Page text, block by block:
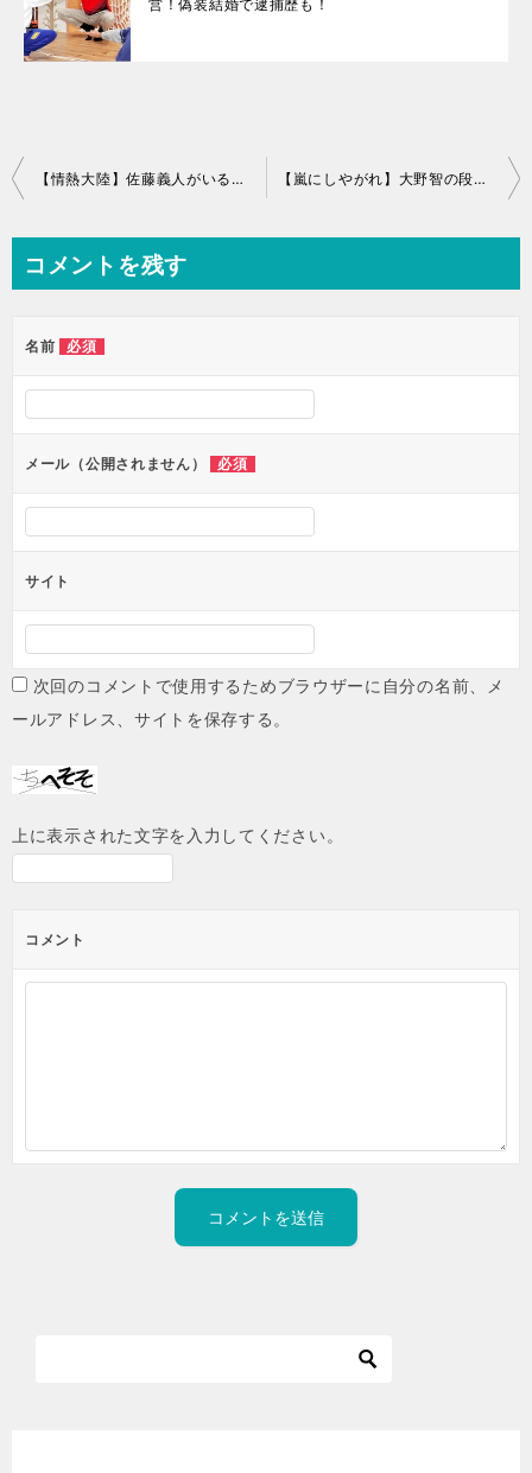
営！偽装結婚で逮捕歴も！
投
稿
ナ
ビ
ー
【情熱大陸】佐藤義人がいる京都の鍼灸院！場所や料金、予約方法まとめ 【嵐にしやがれ】大野智の段ボール財布作ってみよう！値段と購入方法
コメントを残す
名前 必須
メール（公開されません） 必須
サイト
次回のコメントで使用するためブラウザーに自分の名前、メ
ールアドレス、サイトを保存する。
上に表示された文字を入力してください。
コメント